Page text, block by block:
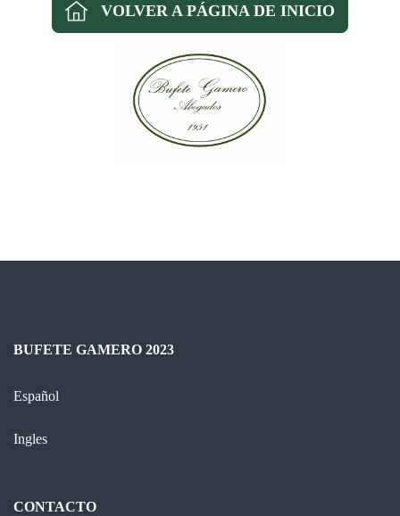
VOLVER A PÁGINA DE INICIO
BUFETE GAMERO 2023
Español
Ingles
CONTACTO